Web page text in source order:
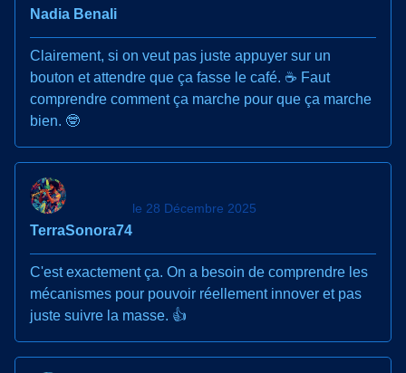
Nadia Benali
Clairement, si on veut pas juste appuyer sur un
bouton et attendre que ça fasse le café. ☕ Faut
comprendre comment ça marche pour que ça marche
bien. 🤓
TerraSonora74
le 28 Décembre 2025
C'est exactement ça. On a besoin de comprendre les
mécanismes pour pouvoir réellement innover et pas
juste suivre la masse. 👍